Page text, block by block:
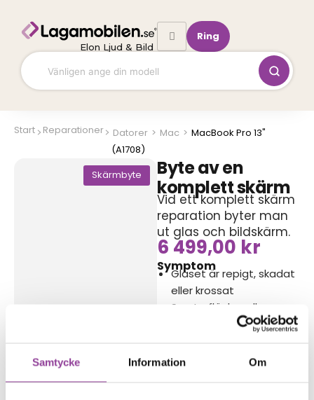
Samtycke Information Om
innehåll
Elon Ljud & Bild
Ring
Start Reparationer Datorer > Mac > MacBook Pro 13"
(A1708)
Skärmbyte
Byte av en
komplett skärm
Vid ett komplett skärm
reparation byter man
ut glas och bildskärm.
6 499,00 kr
Symptom
Glaset är repigt, skadat
eller krossat
Svarta fläckar eller
bläckliknande områden
Linjer (vertikala eller